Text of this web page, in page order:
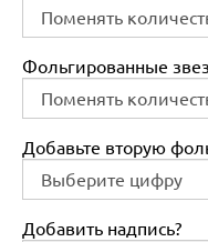
Фольгированные
Добавьте вторую
Добавить надпись?